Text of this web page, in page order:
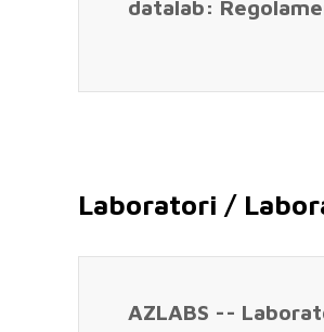
datalab:
Laboratori /
AZLABS --